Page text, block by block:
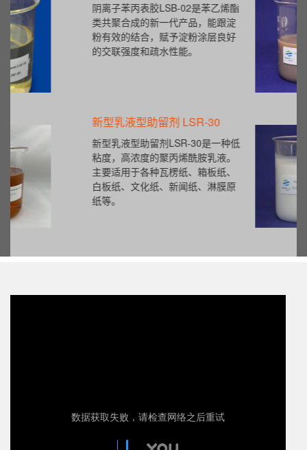
阴离子苯丙表胶LSB-02是苯乙烯酯
类共聚合成的新一代产品，能跟淀
粉有效的结合，赋予淀粉涂层良好
的交联强度和疏水性能。
新型乳液型助留剂 LSR-30
新型乳液型助留剂LSR-30是一种低
粘度，高浓度的聚丙烯酰胺乳液。
主要适用于各种瓦楞纸、箱板纸、
白板纸、文化纸、新闻纸、淋膜原
纸等。